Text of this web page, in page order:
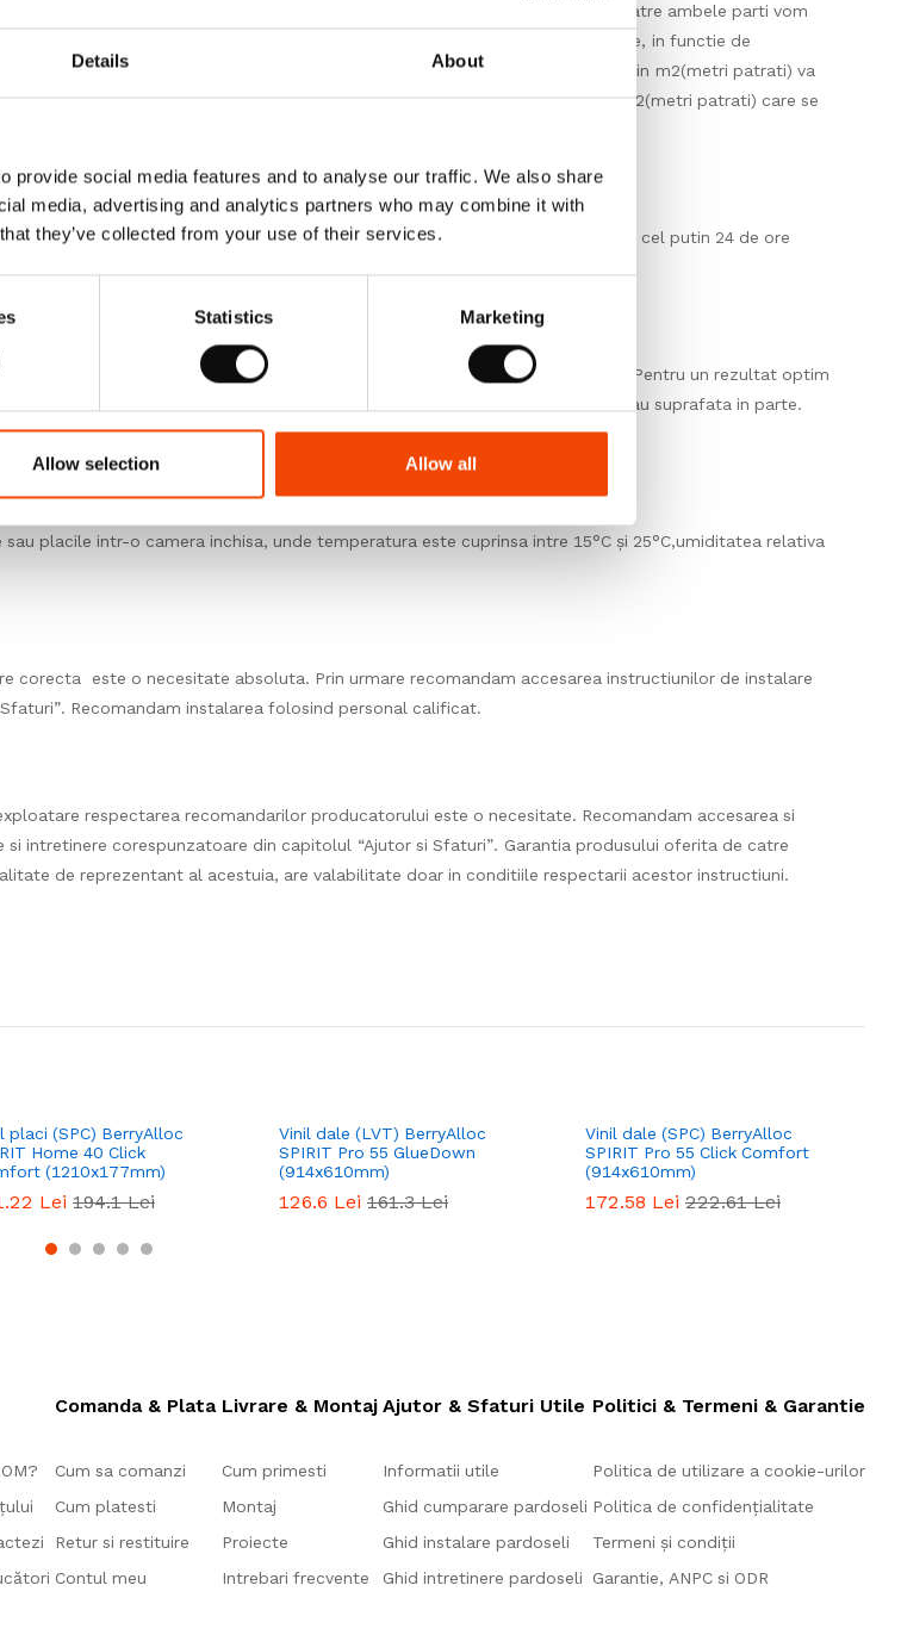
Details About
provide social media features and to analyse our traffic. We also share
media, advertising and analytics partners who may combine it with
they’ve collected from your use of their services.
Statistics Marketing
Allow selection Allow all
poate fi durata estimata de livrare. In cazul unui raspuns pozitiv, agreat de catre ambele parti vom
achizitiei. Vinilul, LVT-ul se impacheteaza in cutii cu cantitati clar specificate, in functie de
respectivului produs. Produsul solicitat, respectiv cantitatea achizitionata in m2(metri patrati) va
clar specificata in m2 (metri patrati/cutie). Astfel cantitatea totala in m2(metri patrati) care se
un numar intreg de cutii.
in camera in care urmeaza sa fie instalat vinilul. Lasati-le in asteptare timp de cel putin 24 de ore
fabricatie sunt mentionate de catre producator pentru fiecare produs in parte. Pentru un rezultat optim
important sa folositi produs din acelasi lot de fabricatie in aceeasi incapere sau suprafata in parte.
produsul livrat inainte de a incepe instalarea.
placile intr-o camera inchisa, unde temperatura este cuprinsa intre 15°C și 25°C,umiditatea relativa
corecta este o necesitate absoluta. Prin urmare recomandam accesarea instructiunilor de instalare
Recomandam instalarea folosind personal calificat.
respectarea recomandarilor producatorului este o necesitate. Recomandam accesarea si
intretinere corespunzatoare din capitolul “Ajutor si Sfaturi”. Garantia produsului oferita de catre
de reprezentant al acestuia, are valabilitate doar in conditiile respectarii acestor instructiuni.
placi (SPC) BerryAlloc
Home 40 Click
(1210x177mm)
Lei 194.1 Lei
Vinil dale (LVT) BerryAlloc
SPIRIT Pro 55 GlueDown
(914x610mm)
126.6 Lei 161.3 Lei
Vinil dale (SPC) BerryAlloc
SPIRIT Pro 55 Click Comfort
(914x610mm)
172.58 Lei 222.61 Lei
Comanda & Plata
Cum sa comanzi
Cum platesti
Retur si restituire
Contul meu
Livrare & Montaj
Cum primesti
Montaj
Proiecte
Intrebari frecvente
Ajutor & Sfaturi Utile
Informatii utile
Ghid cumparare pardoseli
Ghid instalare pardoseli
Ghid intretinere pardoseli
Politici & Termeni & Garantie
Politica de utilizare a cookie-urilor
Politica de confidențialitate
Termeni și condiții
Garantie, ANPC si ODR